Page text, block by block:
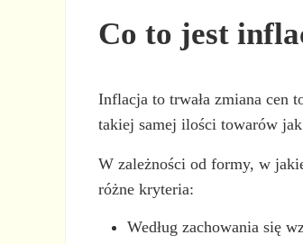
Co to jest
Inflacja to trwała zmiana cen
takiej samej ilości towarów
W zależności od formy, w
różne kryteria:
Według zachowania się